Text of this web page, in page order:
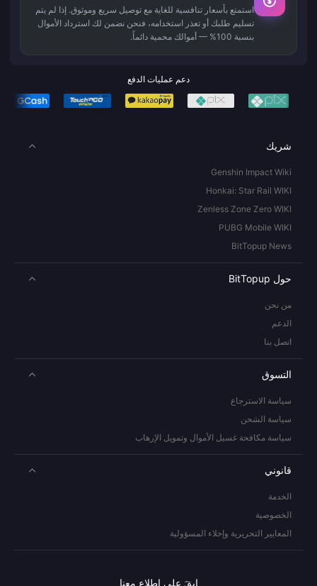
استمتع بأسعار تنافسية للغاية مع توصيل سريع وموثوق. إذا لم يتم
تسليم طلبك أو تعذر استخدامه، فنحن نضمن لك استرداد الأموال
بنسبة 100% — أموالك محمية دائماً.
دعم عمليات الدفع
شريك
Genshin Impact Wiki
Honkai: Star Rail WIKI
Zenless Zone Zero WIKI
PUBG Mobile WIKI
BitTopup News
حول BitTopup
من نحن
الدعم
اتصل بنا
التسوق
سياسة الاسترجاع
سياسة الشحن
سياسة مكافحة غسيل الأموال وتمويل الإرهاب
قانوني
الخدمة
الخصوصية
المعايير التحريرية وإخلاء المسؤولية
ابقَ على اطلاع معنا